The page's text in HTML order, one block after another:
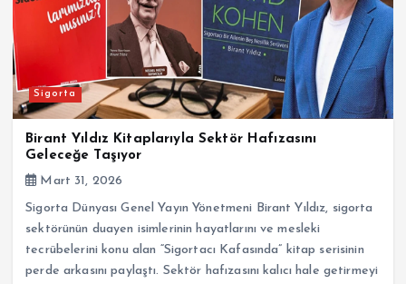
Sigorta
Birant Yıldız Kitaplarıyla Sektör Hafızasını
Geleceğe Taşıyor
Mart 31, 2026
Sigorta Dünyası Genel Yayın Yönetmeni Birant Yıldız, sigorta
sektörünün duayen isimlerinin hayatlarını ve mesleki
tecrübelerini konu alan “Sigortacı Kafasında” kitap serisinin
perde arkasını paylaştı. Sektör hafızasını kalıcı hale getirmeyi